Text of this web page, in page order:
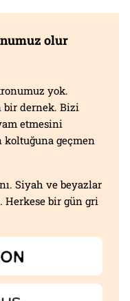
olur
yok.
bir dernek. Bizi
etmesini
koltuğuna geçmen
Siyah ve beyazlar
Herkese bir gün gri